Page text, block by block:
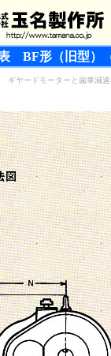
BF形（旧型）
ギヤードモーターと歯車減